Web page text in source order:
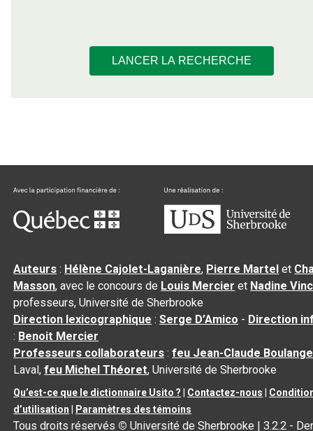
LANCER LA RECHERCHE
Auteurs : Hélène Cajolet-Laganière, Pierre Martel et
Masson, avec le concours de Louis Mercier et Nadine
professeurs, Université de Sherbrooke
Direction lexicographique :Serge D’Amico - Direction
: Benoit Mercier
Professeurs collaborateurs :feu Jean-Claude
Laval,feu Michel Théoret, Université de Sherbrooke
Qu’est-ce que le dictionnaire Usito ? Contactez-nous
d’utilisation
Paramètres des témoins
Tous droits réservés © Université de Sherbrooke |3.2.2 -